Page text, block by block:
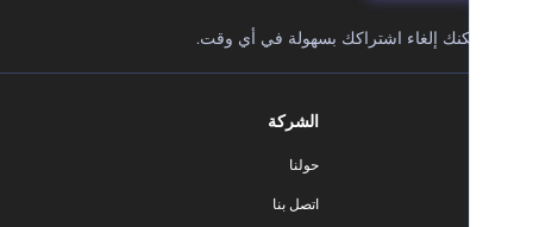
إلغاء اشتراكك بسهولة في أي وقت.